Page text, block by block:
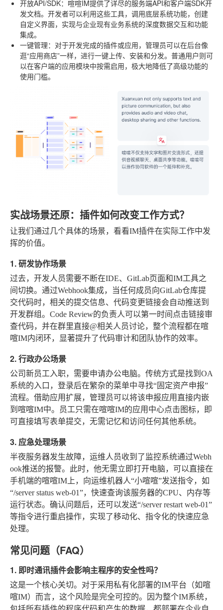
开放API/SDK：喧喧IM提供了详尽的服务端API和客户端SDK开
发文档。开发者可以利用这些工具，调用底层系统功能，创建
自定义界面，实现与企业现有业务系统的深度数据交互和功能
集成。
一键管理：对于开发完成的插件或应用，管理员可以在后台像
逛“应用商店”一样，进行一键上传、安装和分发。普通用户则可
以在客户端的应用模块中按需启用，极大地降低了高级功能的
使用门槛。
实战场景还原：插件如何改变工作方式？
让我们通过几个具体的场景，看看IM插件在实际工作中发
挥的价值。
1. 研发协作场景
过去，开发人员需要不断在IDE、GitLab页面和IM工具之
间切换。通过Webhook集成，当任何成员向GitLab仓库提
交代码时，相关的提交信息、代码变更链接会自动推送到
开发群组。Code Review的负责人可以第一时间点击链接审
查代码，并在群里直接@相关人员讨论，整个流程都在喧
喧IM内闭环，显著提升了代码审计和团队协作的效率。
2. 行政办公场景
公司新员工入职，需要申请办公电脑。传统方式是找到OA
系统的入口，登录后在繁杂的菜单中寻找“固定资产申报”
流程。借助应用扩展，管理员可以将该申报应用直接内嵌
到喧喧IM中。员工只需在喧喧IM的应用中心点击图标，即
可直接填写表单提交，无需记忆和访问任何其他系统。
3. 应急处理场景
半夜服务器发生故障，运维人员收到了监控系统通过Webh
ook推送的报警。此时，他无需立即打开电脑，可以直接在
手机端的喧喧IM上，向运维机器人“小喧喧”发送指令，如
“/server status web-01”，快速查询该服务器的CPU、内存等
运行状态。确认问题后，还可以发送“/server restart web-01”
等指令进行重启操作，实现了移动化、指令化的快速应急
处理。
常见问题（FAQ）
1. 即时通讯插件会影响主程序的安全性吗？
这是一个核心关切。对于采用私有化部署的IM平台（如喧
喧IM）而言，这个风险是完全可控的。因为整个IM系统，